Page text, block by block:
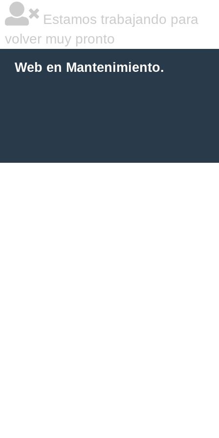
Estamos trabajando para
volver muy pronto
Web en Mantenimiento.